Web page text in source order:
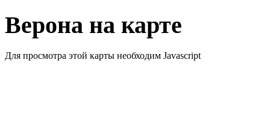
Верона на карте
Для просмотра этой карты необходим Javascript